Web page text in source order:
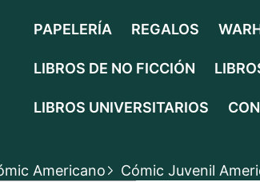
PAPELERÍA
REGALOS
LIBROS DE NO FICCIÓN
LIBROS UNIVERSITARIOS
Americano Cómic Juvenil